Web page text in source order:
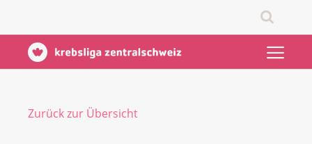
Zurück zur Übersicht